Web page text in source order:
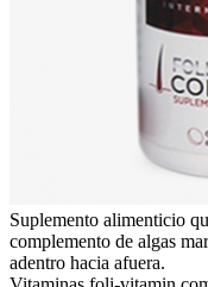
Suplemento alimenticio
complemento de algas
adentro hacia afuera.